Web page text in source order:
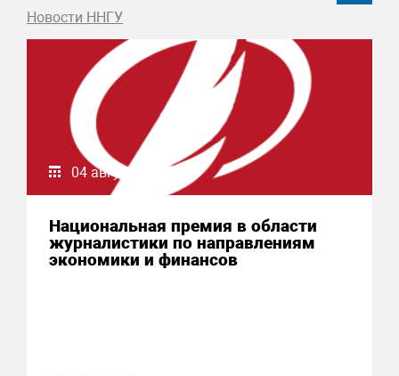
Новости ННГУ
04 августа 2026
Национальная премия в области
журналистики по направлениям
экономики и финансов